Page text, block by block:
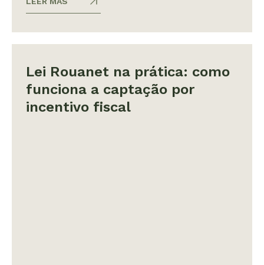
Lei Rouanet na prática: como
funciona a captação por
incentivo fiscal